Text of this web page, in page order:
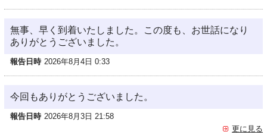
無事、早く到着いたしました。この度も、お世話になり
ありがとうございました。
報告日時 2026年8月4日 0:33
今回もありがとうございました。
報告日時 2026年8月3日 21:58
更に見る